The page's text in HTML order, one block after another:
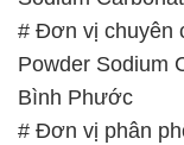
# Đơn vị chuyên
Powder Sodium
Bình Phước
# Đơn vị phân